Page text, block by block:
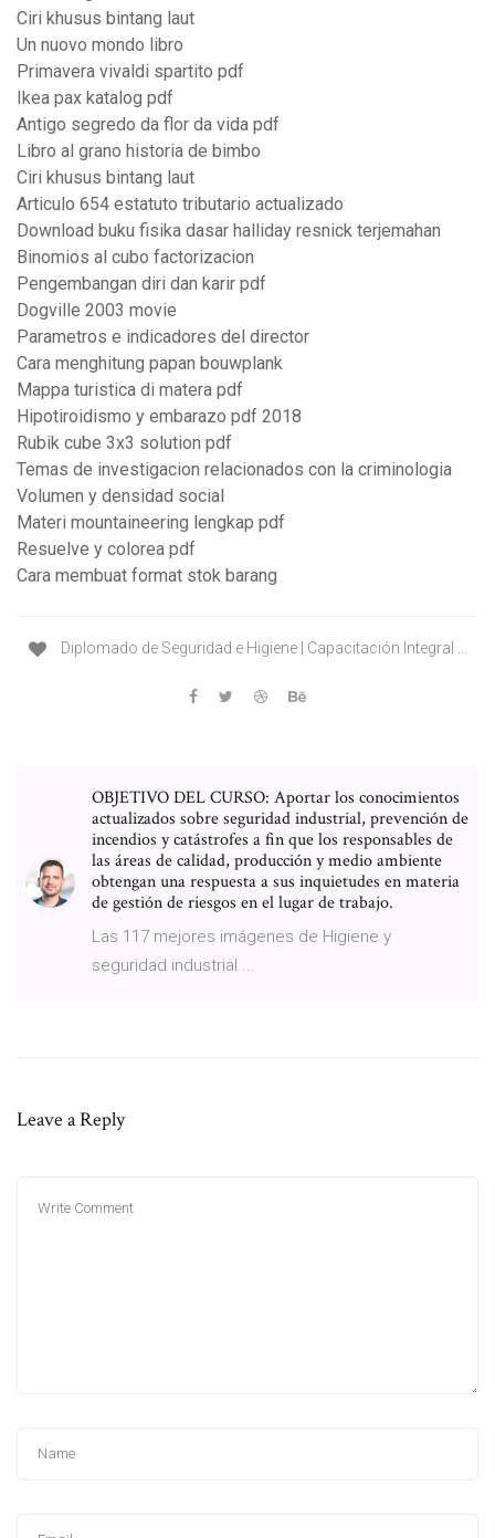
Ciri khusus bintang laut
Un nuovo mondo libro
Primavera vivaldi spartito pdf
Ikea pax katalog pdf
Antigo segredo da flor da vida pdf
Libro al grano historia de bimbo
Ciri khusus bintang laut
Articulo 654 estatuto tributario actualizado
Download buku fisika dasar halliday resnick terjemahan
Binomios al cubo factorizacion
Pengembangan diri dan karir pdf
Dogville 2003 movie
Parametros e indicadores del director
Cara menghitung papan bouwplank
Mappa turistica di matera pdf
Hipotiroidismo y embarazo pdf 2018
Rubik cube 3x3 solution pdf
Temas de investigacion relacionados con la criminologia
Volumen y densidad social
Materi mountaineering lengkap pdf
Resuelve y colorea pdf
Cara membuat format stok barang
Diplomado de Seguridad e Higiene | Capacitación Integral ...
OBJETIVO DEL CURSO: Aportar los conocimientos
actualizados sobre seguridad industrial, prevención de
incendios y catástrofes a fin que los responsables de
las áreas de calidad, producción y medio ambiente
obtengan una respuesta a sus inquietudes en materia
de gestión de riesgos en el lugar de trabajo.
Las 117 mejores imágenes de Higiene y
seguridad industrial ...
Leave a Reply